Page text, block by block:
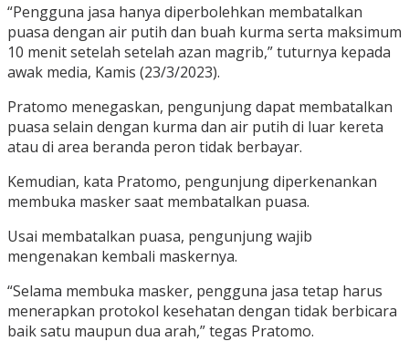
“Pengguna jasa hanya diperbolehkan membatalkan
puasa dengan air putih dan buah kurma serta maksimum
10 menit setelah setelah azan magrib,” tuturnya kepada
awak media, Kamis (23/3/2023).
Pratomo menegaskan, pengunjung dapat membatalkan
puasa selain dengan kurma dan air putih di luar kereta
atau di area beranda peron tidak berbayar.
Kemudian, kata Pratomo, pengunjung diperkenankan
membuka masker saat membatalkan puasa.
Usai membatalkan puasa, pengunjung wajib
mengenakan kembali maskernya.
“Selama membuka masker, pengguna jasa tetap harus
menerapkan protokol kesehatan dengan tidak berbicara
baik satu maupun dua arah,” tegas Pratomo.